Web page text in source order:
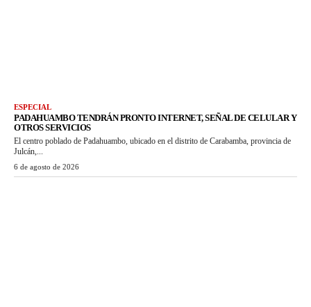
ESPECIAL
PADAHUAMBO TENDRÁN PRONTO INTERNET, SEÑAL DE CELULAR Y
OTROS SERVICIOS
El centro poblado de Padahuambo, ubicado en el distrito de Carabamba, provincia de
Julcán,...
6 de agosto de 2026